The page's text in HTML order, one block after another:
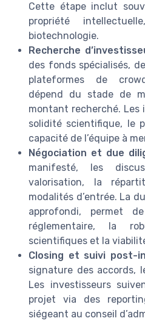
Cette étape inclut
propriété
biotechnologie.
Recherche
des fonds spécialisés,
plateformes de
dépend du stade de
montant recherché. Les
solidité scientifique, le
capacité de l’équipe à
Négociation et due
manifesté, les
valorisation, la
modalités d’entrée. La
approfondi, permet
réglementaire, la
scientifiques et la
Closing et suivi post-
signature des accords,
Les investisseurs
projet via des
siégeant au conseil